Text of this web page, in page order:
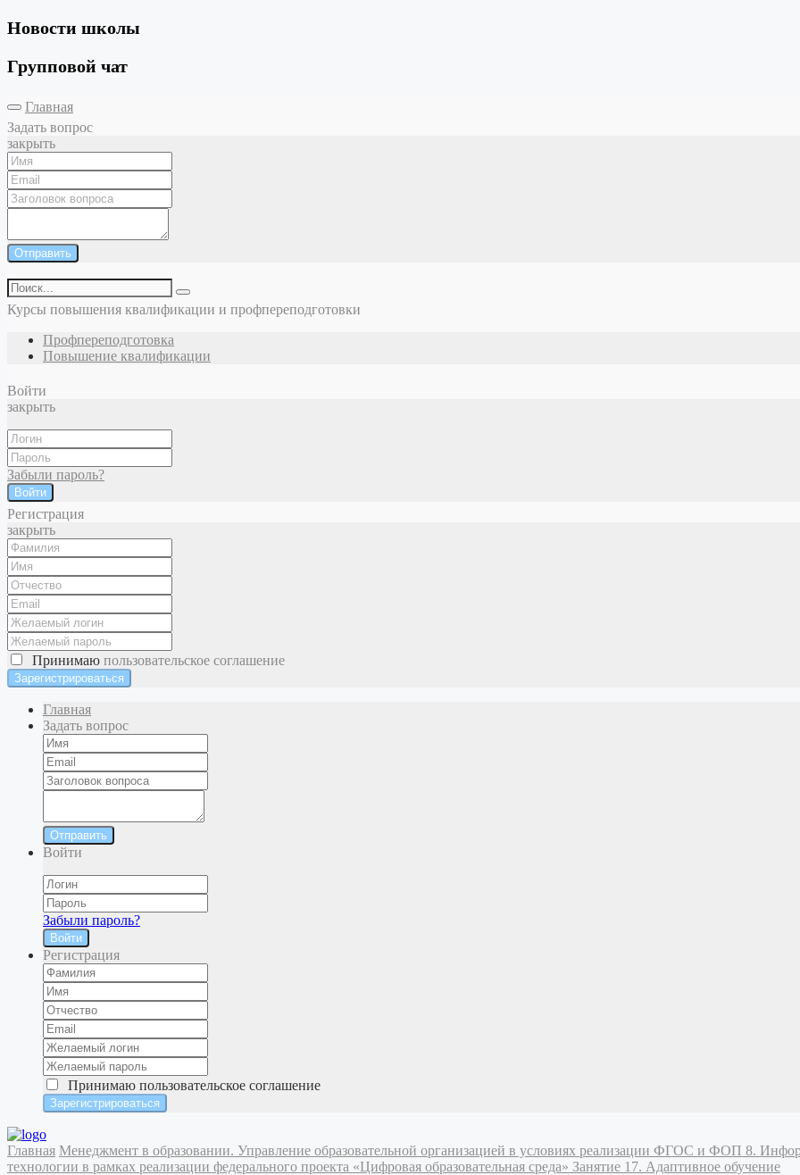
Новости школы
Групповой чат
Главная
Задать вопрос
закрыть
Отправить
Курсы повышения квалификации и профпереподготовки
Профпереподготовка
Повышение квалификации
Войти
закрыть
Забыли пароль?
Войти
Регистрация
закрыть
Принимаю пользовательское соглашение
Главная
Задать вопрос
Отправить
Войти
Забыли пароль?
Войти
Регистрация
Принимаю пользовательское соглашение
Главная Менеджмент в образовании. Управление образовательной организацией в условиях реализации ФГОС и ФОП 8.
технологии в рамках реализации федерального проекта «Цифровая образовательная среда» Занятие 17. Адаптивное обучение